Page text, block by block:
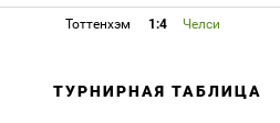
Тоттенхэм 1:4 Челси
ТУРНИРНАЯ ТАБЛИЦА